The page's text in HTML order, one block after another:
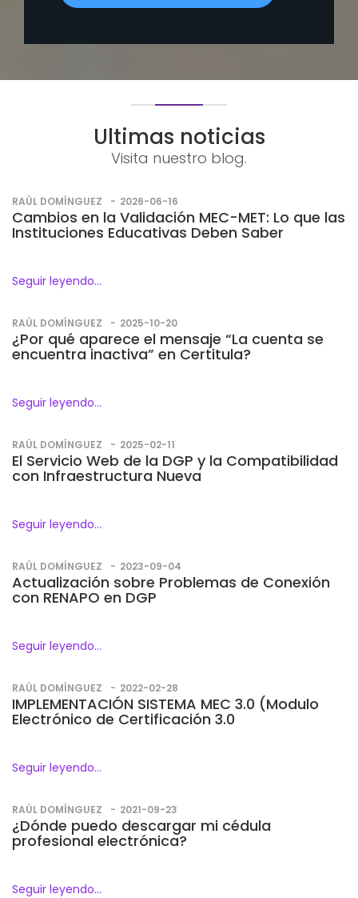
Ultimas noticias
Visita nuestro blog.
RAÚL DOMÍNGUEZ 2026-06-16
Cambios en la Validación MEC-MET: Lo que las
Instituciones Educativas Deben Saber
Seguir leyendo...
RAÚL DOMÍNGUEZ 2025-10-20
¿Por qué aparece el mensaje “La cuenta se
encuentra inactiva” en Certitula?
Seguir leyendo...
RAÚL DOMÍNGUEZ 2025-02-11
El Servicio Web de la DGP y la Compatibilidad
con Infraestructura Nueva
Seguir leyendo...
RAÚL DOMÍNGUEZ 2023-09-04
Actualización sobre Problemas de Conexión
con RENAPO en DGP
Seguir leyendo...
RAÚL DOMÍNGUEZ 2022-02-28
IMPLEMENTACIÓN SISTEMA MEC 3.0 (Modulo
Electrónico de Certificación 3.0
Seguir leyendo...
RAÚL DOMÍNGUEZ 2021-09-23
¿Dónde puedo descargar mi cédula
profesional electrónica?
Seguir leyendo...